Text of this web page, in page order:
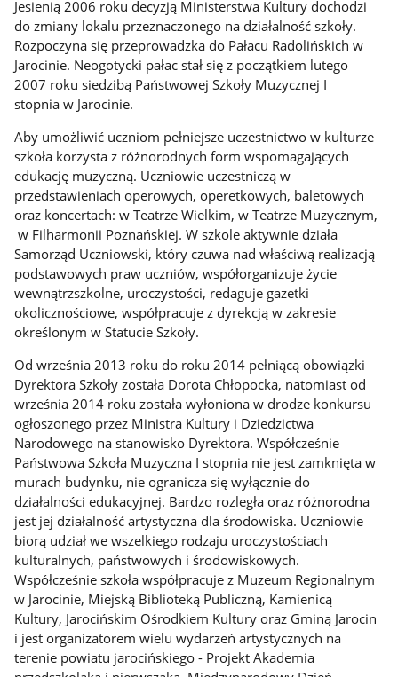
Jesienią 2006 roku decyzją Ministerstwa Kultury dochodzi
do zmiany lokalu przeznaczonego na działalność szkoły.
Rozpoczyna się przeprowadzka do Pałacu Radolińskich w
Jarocinie. Neogotycki pałac stał się z początkiem lutego
2007 roku siedzibą Państwowej Szkoły Muzycznej I
stopnia w Jarocinie.
Aby umożliwić uczniom pełniejsze uczestnictwo w kulturze
szkoła korzysta z różnorodnych form wspomagających
edukację muzyczną. Uczniowie uczestniczą w
przedstawieniach operowych, operetkowych, baletowych
oraz koncertach: w Teatrze Wielkim, w Teatrze Muzycznym,
w Filharmonii Poznańskiej. W szkole aktywnie działa
Samorząd Uczniowski, który czuwa nad właściwą realizacją
podstawowych praw uczniów, współorganizuje życie
wewnątrzszkolne, uroczystości, redaguje gazetki
okolicznościowe, współpracuje z dyrekcją w zakresie
określonym w Statucie Szkoły.
Od września 2013 roku do roku 2014 pełniącą obowiązki
Dyrektora Szkoły została Dorota Chłopocka, natomiast od
września 2014 roku została wyłoniona w drodze konkursu
ogłoszonego przez Ministra Kultury i Dziedzictwa
Narodowego na stanowisko Dyrektora. Współcześnie
Państwowa Szkoła Muzyczna I stopnia nie jest zamknięta w
murach budynku, nie ogranicza się wyłącznie do
działalności edukacyjnej. Bardzo rozległa oraz różnorodna
jest jej działalność artystyczna dla środowiska. Uczniowie
biorą udział we wszelkiego rodzaju uroczystościach
kulturalnych, państwowych i środowiskowych.
Współcześnie szkoła współpracuje z Muzeum Regionalnym
w Jarocinie, Miejską Biblioteką Publiczną, Kamienicą
Kultury, Jarocińskim Ośrodkiem Kultury oraz Gminą Jarocin
i jest organizatorem wielu wydarzeń artystycznych na
terenie powiatu jarocińskiego - Projekt Akademia